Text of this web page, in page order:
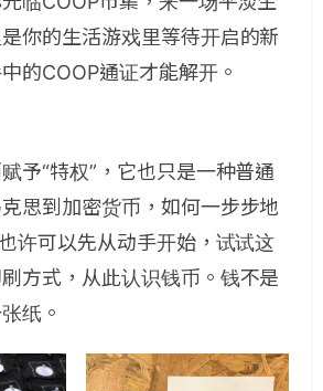
你的生活游戏里等待开启的新
的COOP通证才能解开。
予“特权”，它也只是一种普通
思到加密货币，如何一步步地
许可以先从动手开始，试试这
方式，从此认识钱币。钱不是
纸。